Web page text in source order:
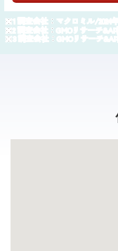
調査会社：マクロミル/2024年
調査会社：GMOリサーチ&AI
調査会社：GMOリサーチ